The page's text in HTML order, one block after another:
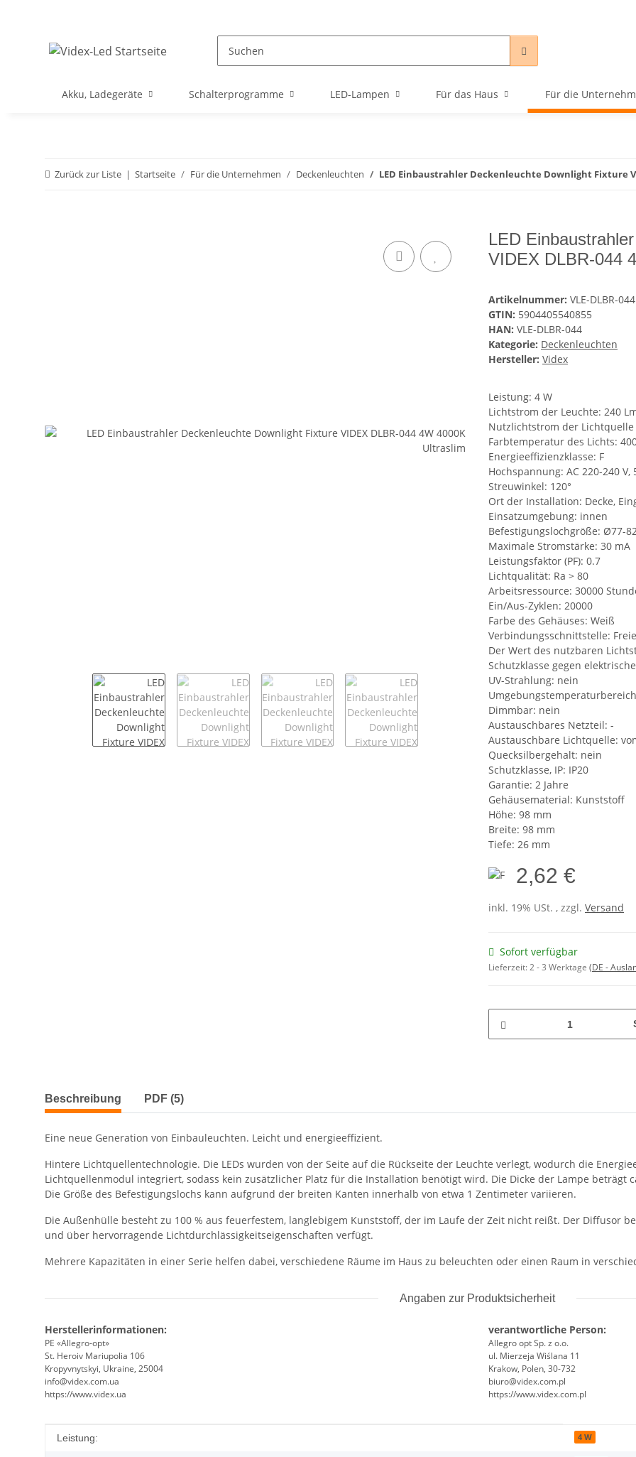
Akku, Ladegeräte Schalterprogramme LED-Lampen Für das Haus Für die
Zurück zur Liste Startseite Für die Unternehmen Deckenleuchten LED Einbaustrahler Deckenleuchte Downlight Fixture
LED
VIDEX DLBR-044
Artikelnummer: VLE-DLBR-044
GTIN: 5904405540855
HAN: VLE-DLBR-044
Kategorie: Deckenleuchten
Hersteller: Videx
Leistung: 4 W
Lichtstrom der Leuchte: 240
Nutzlichtstrom der Lichtquelle
Farbtemperatur des Lichts:
Energieeffizienzklasse: F
Hochspannung: AC 220-240 V,
Streuwinkel: 120°
Ort der Installation: Decke,
Einsatzumgebung: innen
Befestigungslochgröße: Ø77-
Maximale Stromstärke: 30 mA
Leistungsfaktor (PF): 0.7
Lichtqualität: Ra > 80
Arbeitsressource: 30000
Ein/Aus-Zyklen: 20000
Farbe des Gehäuses: Weiß
Verbindungsschnittstelle:
Der Wert des nutzbaren
Schutzklasse gegen
UV-Strahlung: nein
Dimmbar: nein
Austauschbares Netzteil: -
Austauschbare Lichtquelle:
Quecksilbergehalt: nein
Schutzklasse, IP: IP20
Garantie: 2 Jahre
Gehäusematerial: Kunststoff
Höhe: 98 mm
Breite: 98 mm
Tiefe: 26 mm
2,62 €
inkl. 19% USt. , zzgl. Versand
Sofort verfügbar
Lieferzeit:2 - 3 Werktage (DE -
weitere Registerkarten anzeigen
Beschreibung PDF (5)
Eine neue Generation von Einbauleuchten. Leicht und energieeffizient.
Hintere Lichtquellentechnologie. Die LEDs wurden von der Seite auf die Rückseite der Leuchte verlegt, wodurch die
Lichtquellenmodul integriert, sodass kein zusätzlicher Platz für die Installation benötigt wird. Die Dicke der Lampe beträgt
Die Größe des Befestigungslochs kann aufgrund der breiten Kanten innerhalb von etwa 1 Zentimeter variieren.
Die Außenhülle besteht zu 100 % aus feuerfestem, langlebigem Kunststoff, der im Laufe der Zeit nicht reißt. Der Diffusor
und über hervorragende Lichtdurchlässigkeitseigenschaften verfügt.
Mehrere Kapazitäten in einer Serie helfen dabei, verschiedene Räume im Haus zu beleuchten oder einen Raum in
Angaben zur Produktsicherheit
Herstellerinformationen:
PE «Allegro-opt»
St. Heroiv Mariupolia 106
Kropyvnytskyi, Ukraine, 25004
info@videx.com.ua
https://www.videx.ua
verantwortliche Person:
Allegro opt Sp. z o.o.
ul. Mierzeja Wiślana 11
Krakow, Polen, 30-732
biuro@videx.com.pl
https://www.videx.com.pl
Produkteigenschaft
Wert
Leistung: 4 W